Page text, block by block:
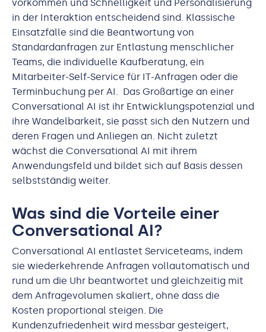
vorkommen und Schnelligkeit und Personalisierung
in der Interaktion entscheidend sind. Klassische
Einsatzfälle sind die Beantwortung von
Standardanfragen zur Entlastung menschlicher
Teams, die individuelle Kaufberatung, ein
Mitarbeiter-Self-Service für IT-Anfragen oder die
Terminbuchung per AI. Das Großartige an einer
Conversational AI ist ihr Entwicklungspotenzial und
ihre Wandelbarkeit, sie passt sich den Nutzern und
deren Fragen und Anliegen an. Nicht zuletzt
wächst die Conversational AI mit ihrem
Anwendungsfeld und bildet sich auf Basis dessen
selbstständig weiter.
Was sind die Vorteile einer
Conversational AI?
Conversational AI entlastet Serviceteams, indem
sie wiederkehrende Anfragen vollautomatisch und
rund um die Uhr beantwortet und gleichzeitig mit
dem Anfragevolumen skaliert, ohne dass die
Kosten proportional steigen. Die
Kundenzufriedenheit wird messbar gesteigert,